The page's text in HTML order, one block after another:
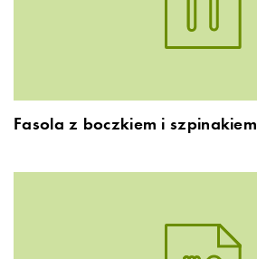
Fasola z boczkiem i szpinakiem